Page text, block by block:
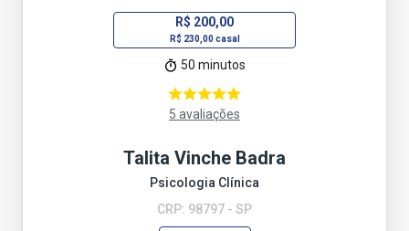
R$ 200,00
R$ 230,00 casal
50 minutos
5 avaliações
Talita Vinche Badra
Psicologia Clínica
CRP: 98797 - SP